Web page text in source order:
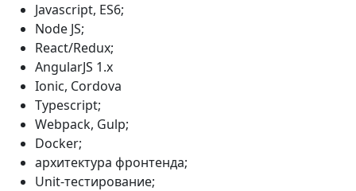
Javascript, ES6;
Node JS;
React/Redux;
AngularJS 1.x
Ionic, Cordova
Typescript;
Webpack, Gulp;
Docker;
архитектура фронтенда;
Unit-тестирование;